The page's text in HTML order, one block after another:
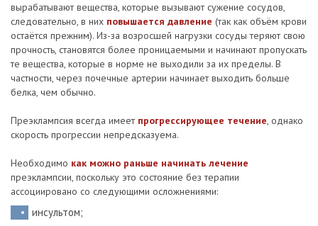
вырабатывают вещества, которые вызывают сужение сосудов,
следовательно, в них повышается давление (так как объём крови
остаётся прежним). Из-за возросшей нагрузки сосуды теряют свою
прочность, становятся более проницаемыми и начинают пропускать
те вещества, которые в норме не выходили за их пределы. В
частности, через почечные артерии начинает выходить больше
белка, чем обычно.
Преэклампсия всегда имеет прогрессирующее течение, однако
скорость прогрессии непредсказуема.
Необходимо как можно раньше начинать лечение
преэклампсии, поскольку это состояние без терапии
ассоциировано со следующими осложнениями:
инсультом;